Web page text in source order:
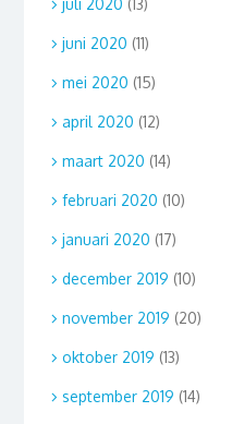
juni 2020 (11)
mei 2020 (15)
april 2020 (12)
maart 2020 (14)
februari 2020 (10)
januari 2020 (17)
december 2019 (10)
november 2019 (20)
oktober 2019 (13)
september 2019 (14)